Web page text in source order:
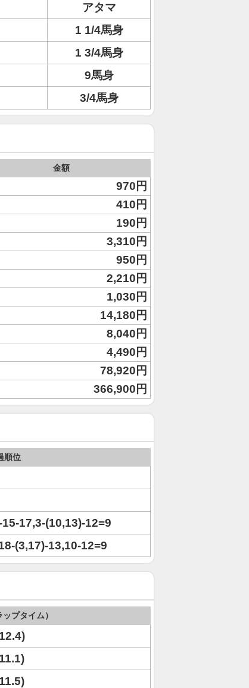
アタマ
1 1/4馬身
1 3/4馬身
9馬身
3/4馬身
金額
970円
410円
190円
3,310円
950円
2,210円
1,030円
14,180円
8,040円
4,490円
78,920円
366,900円
順位
17,3-(10,13)-12=9
(3,17)-13,10-12=9
プタイム）